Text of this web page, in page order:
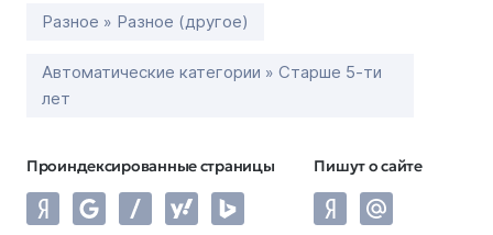
Разное » Разное (другое)
Автоматические категории » Старше 5-ти
лет
Проиндексированные страницы Пишут о сайте